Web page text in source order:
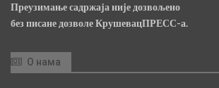
Преузимање садржаја није дозвољено
без писане дозволе КрушевацПРЕСС-а.
О нама